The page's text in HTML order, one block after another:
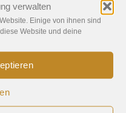
verwalten
Einige von ihnen sind
Website und deine